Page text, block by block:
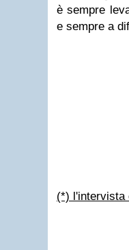
è sempre
e sempre a
(*) l'intervista